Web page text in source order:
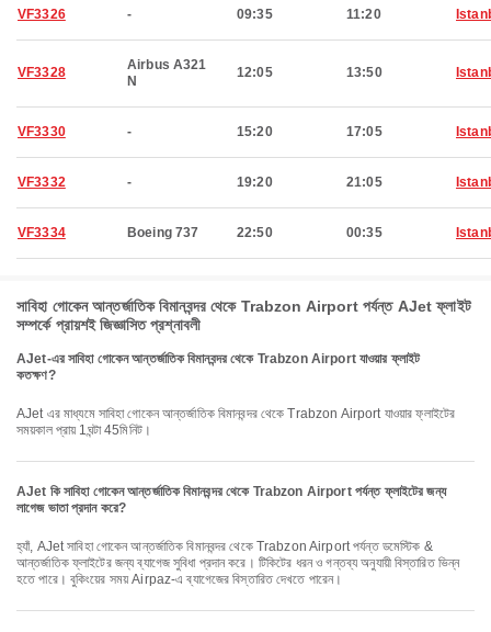
VF3326 - 09:35 11:20
VF3328
Airbus A321
N
12:05 13:50
VF3330 - 15:20 17:05
VF3332 - 19:20 21:05
VF3334 Boeing 737 22:50 00:35
সাবিহা গোকেন আন্তর্জাতিক বিমানবন্দর থেকে Trabzon Airport পর্যন্ত AJet ফ্লাইট
সম্পর্কে প্রায়শই জিজ্ঞাসিত প্রশ্নাবলী
AJet-এর সাবিহা গোকেন আন্তর্জাতিক বিমানবন্দর থেকে Trabzon Airport যাওয়ার ফ্লাইট
কতক্ষণ?
AJet এর মাধ্যমে সাবিহা গোকেন আন্তর্জাতিক বিমানবন্দর থেকে Trabzon Airport যাওয়ার ফ্লাইটের
সময়কাল প্রায় 1ঘন্টা 45মিনিট।
AJet কি সাবিহা গোকেন আন্তর্জাতিক বিমানবন্দর থেকে Trabzon Airport পর্যন্ত ফ্লাইটের জন্য
লাগেজ ভাতা প্রদান করে?
হ্যাঁ, AJet সাবিহা গোকেন আন্তর্জাতিক বিমানবন্দর থেকে Trabzon Airport পর্যন্ত ডমেস্টিক &
আন্তর্জাতিক ফ্লাইটের জন্য ব্যাগেজ সুবিধা প্রদান করে। টিকিটের ধরন ও গন্তব্য অনুযায়ী বিস্তারিত ভিন্ন
হতে পারে। বুকিংয়ের সময় Airpaz-এ ব্যাগেজের বিস্তারিত দেখতে পারেন।